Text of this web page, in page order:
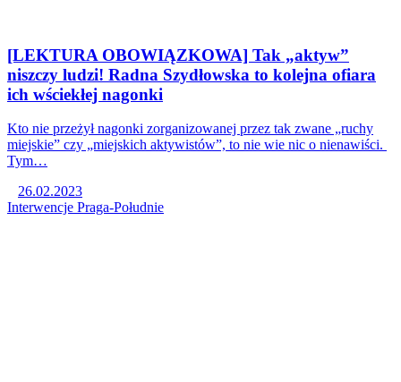
[LEKTURA OBOWIĄZKOWA] Tak „aktyw”
niszczy ludzi! Radna Szydłowska to kolejna ofiara
ich wściekłej nagonki
Kto nie przeżył nagonki zorganizowanej przez tak zwane „ruchy
miejskie” czy „miejskich aktywistów”, to nie wie nic o nienawiści.
Tym…
26.02.2023
Interwencje Praga-Południe